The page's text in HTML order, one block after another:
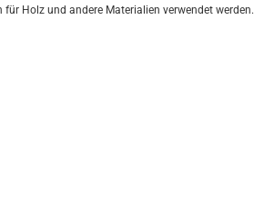
Holz und andere Materialien verwendet werden.